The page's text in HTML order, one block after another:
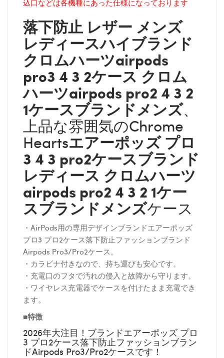
込口などは各機種にあった仕様になっております
落下防止 レザー メンズ
レディースハイブランド
クロムハーツairpods
pro3 4 3 2ケースクロム
ハーツairpods pro2 4 3 2
1ケースブランドメンズ、
上品な雰囲気のChrome
Heartsエアーポッズ プロ
3 4 3 pro2ケースブランド
レディース クロムハーツ
airpods pro2 4 3 2 1ケー
スブランドメンズケース
・AirPods用の専用デザインブランドエアーポッズ
プロ3 プロ2ケース落下防止ファッションブランド
Airpods Pro3/Pro2ケース。
・カラビナ付きなので、持ち運びも安心です。
・充電口のフタで汚れの侵入と故障から守ります。
・ワイヤレス充電器でケースを付けたまま充電でき
ます。
■特徴
2026年大注目！ブランドエアーポッズ プロ
3 プロ2ケース落下防止ファッションブラン
ドAirpods Pro3/Pro2ケースです！